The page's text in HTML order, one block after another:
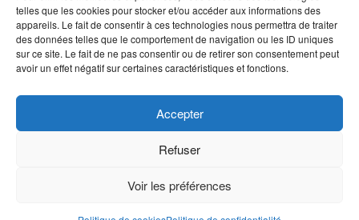
telles que les cookies pour stocker et/ou accéder aux informations des
appareils. Le fait de consentir à ces technologies nous permettra de traiter
des données telles que le comportement de navigation ou les ID uniques
sur ce site. Le fait de ne pas consentir ou de retirer son consentement peut
avoir un effet négatif sur certaines caractéristiques et fonctions.
Accepter
Refuser
Voir les préférences